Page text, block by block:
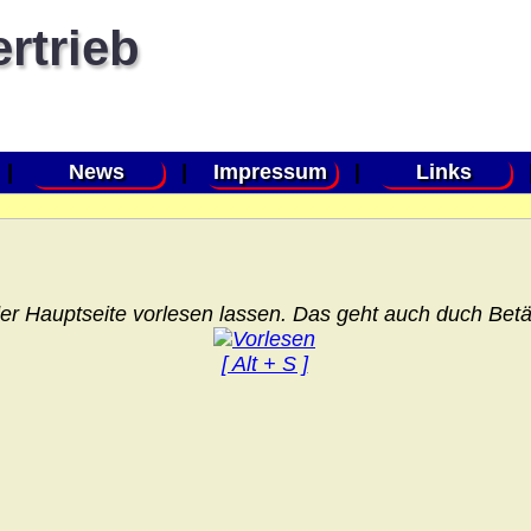
News Impressum Links
Hauptseite vorlesen lassen. Das geht auch duch
[ Alt + S ]